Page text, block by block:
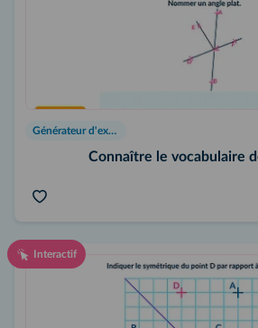
Générateur d'exercices
Connaître le vocabulaire
Interactif